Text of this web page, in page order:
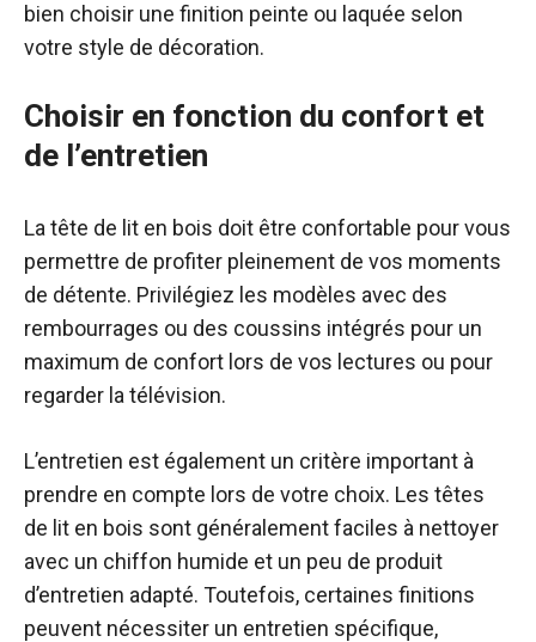
bien choisir une finition peinte ou laquée selon
votre style de décoration.
Choisir en fonction du confort et
de l’entretien
La tête de lit en bois doit être confortable pour vous
permettre de profiter pleinement de vos moments
de détente. Privilégiez les modèles avec des
rembourrages ou des coussins intégrés pour un
maximum de confort lors de vos lectures ou pour
regarder la télévision.
L’entretien est également un critère important à
prendre en compte lors de votre choix. Les têtes
de lit en bois sont généralement faciles à nettoyer
avec un chiffon humide et un peu de produit
d’entretien adapté. Toutefois, certaines finitions
peuvent nécessiter un entretien spécifique,